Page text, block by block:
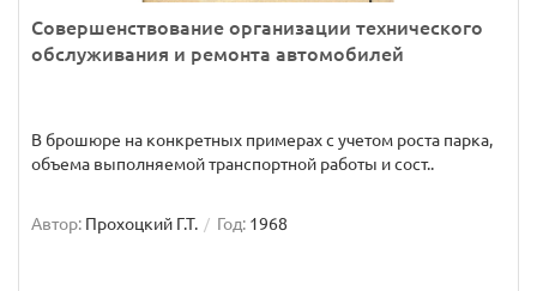
Совершенствование организации технического
обслуживания и ремонта автомобилей
В брошюре на конкретных примерах с учетом роста парка,
объема выполняемой транспортной работы и сост..
Автор: Прохоцкий Г.Т. Год: 1968